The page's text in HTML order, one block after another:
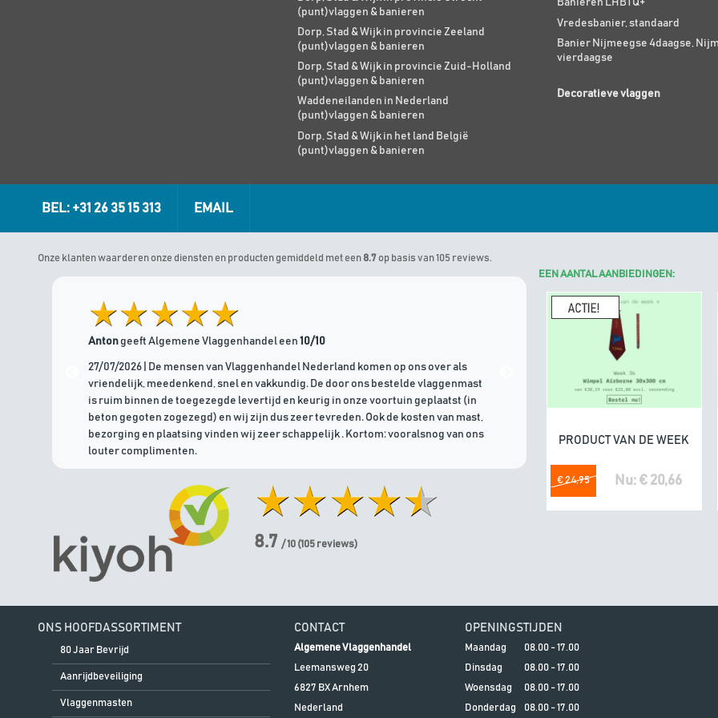
(punt)vlaggen & banieren
Dorp, Stad & Wijk in provincie Zeeland
(punt)vlaggen & banieren
Dorp, Stad & Wijk in provincie Zuid-Holland
(punt)vlaggen & banieren
Waddeneilanden in Nederland
(punt)vlaggen & banieren
Dorp, Stad & Wijk in het land België
(punt)vlaggen & banieren
Banieren LHBTQ+
Vredesbanier, standaard
Banier Nijmeegse 4daagse,
vierdaagse
Decoratieve vlaggen
BEL: +31 26 35 15 313 EMAIL
Onze klanten waarderen onze diensten en producten gemiddeld met een 8.7 op basis van 105 reviews.
Antongeeft Algemene Vlaggenhandel een 10/10
27/07/2026 | De mensen van Vlaggenhandel Nederland komen op ons over als
vriendelijk, meedenkend, snel en vakkundig. De door ons bestelde vlaggenmast
is ruim binnen de toegezegde levertijd en keurig in onze voortuin geplaatst (in
beton gegoten zogezegd) en wij zijn dus zeer tevreden. Ook de kosten van mast,
bezorging en plaatsing vinden wij zeer schappelijk . Kortom: vooralsnog van ons
louter complimenten.
geeft Algemene
21/07/2026 | Goede
8.7/ 10 (105 reviews)
EEN AANTAL AANBIEDINGEN:
In winkelwagen
PRODUCT VAN DE WEEK
€ 24,95 Nu: € 20,66
ONS HOOFDASSORTIMENT
80 Jaar Bevrijd
Aanrijdbeveiliging
Vlaggenmasten
CONTACT
Algemene Vlaggenhandel
Leemansweg 20
6827 BXArnhem
Nederland
OPENINGSTIJDEN
Maandag
08.00 - 17.00
Dinsdag
08.00 - 17.00
Woensdag
08.00 - 17.00
Donderdag
08.00 - 17.00